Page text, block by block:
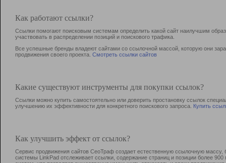
Как работают ссылки?
Ссылки помогают поисковым системам определить какой сайт наилучшим
участвовать в раcпределении позиций и поискового трафика.
Все успешные бренды владеют сайтами со ссылочной массой, которую они
продвижения своего проекта. Смотреть ссылки сайтов
Какие существуют инструменты для покупки ссылок?
Ссылки можно купить самостоятельно или доверить простановку ссылок
улучшению их эффективности для конкретного поискового запроса. Купить
Как улучшить эффект от ссылок?
Сервис продвижения сайтов СеоТраф создает естественную ссылочную
системы LinkPad отслеживает ссылки, содержание страниц и позиции более